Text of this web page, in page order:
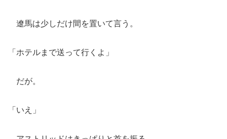
遼馬は少しだけ間を置いて言う。
「ホテルまで送って行くよ」
だが。
「いえ」